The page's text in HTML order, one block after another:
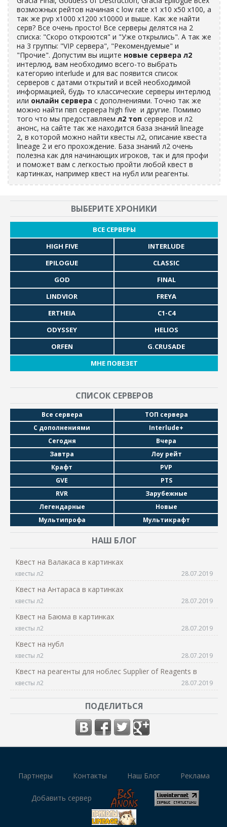
возможных рейтов начиная c low rate x1 x10 x50 x100, а
так же pvp x1000 x1200 x10000 и выше. Как же найти
серв? Все очень просто! Все серверы делятся на 2
списка: "Скоро откроются" и "Уже открылись". А так же
на 3 группы: "VIP сервера", "Рекомендуемые" и
"Прочие". Допустим вы ищите новые сервера л2
интерлюд, вам необходимо всего-то выбрать
категорию interlude и для вас появится список
серверов с датами открытий и всей необходимой
информацией, будь то классические серверы интерлюд
или онлайн сервера с дополнениями. Точно так же
можно найти пвп сервера high five и другие. Помимо
того что мы предоставляем л2 топ серверов и л2
анонс, на сайте так же находится база знаний lineage
2, в которой можно найти квесты л2, описание квеста
lineage 2 и его прохождение. База знаний л2 очень
полезна как для начинающих игроков, так и для профи
и поможет вам с легкостью пройти любой квест в
картинках, например квест на нубл или реагенты.
ВЫБЕРИТЕ ХРОНИКИ
ВСЕ СЕРВЕРЫ
HIGH FIVE
INTERLUDE
EPILOGUE
CLASSIC
GOD
FINAL
LINDVIOR
FREYA
ERTHEIA
C1-C4
ODYSSEY
HELIOS
ORFEN
G.CRUSADE
МНЕ ПОВЕЗЕТ
СПИСОК СЕРВЕРОВ
Все сервера
ТОП сервера
С дополнениями
Interlude+
Сегодня
Вчера
Завтра
Лоу рейт
Крафт
PVP
GVE
PTS
RVR
Зарубежные
Легендарные
Новые
Мультипрофа
Мультикрафт
НАШ БЛОГ
Квест на Валакаса в картинках
квесты л2 28.07.2019
Квест на Антараса в картинках
квесты л2 28.07.2019
Квест на Баюма в картинках
квесты л2 28.07.2019
Квест на нубл
квесты л2 28.07.2019
Квест на реагенты для ноблес Supplier of Reagents в
квесты л2 28.07.2019
ПОДЕЛИТЬСЯ
Партнеры Контакты Наш Блог Реклама
Добавить сервер